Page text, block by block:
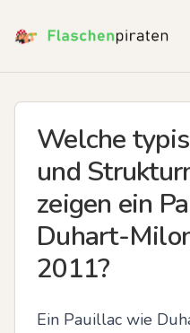
Welche
und
zeigen ein
Duhart-
2011?
Ein Pauillac wie